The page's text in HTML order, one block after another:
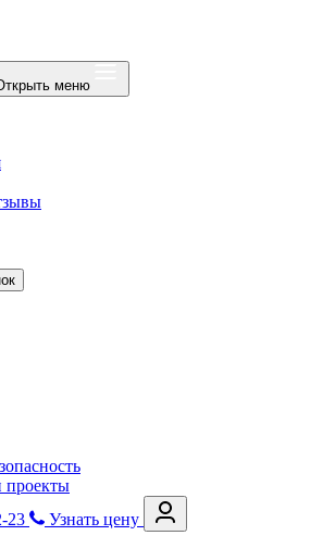
меню
проекты
23
Узнать цену